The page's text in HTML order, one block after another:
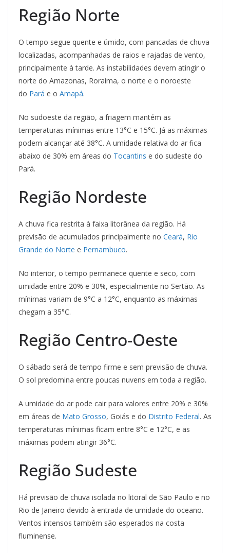
Região Norte
O tempo segue quente e úmido, com pancadas de chuva
localizadas, acompanhadas de raios e rajadas de vento,
principalmente à tarde. As instabilidades devem atingir o
norte do Amazonas, Roraima, o norte e o noroeste
do Pará e o Amapá.
No sudoeste da região, a friagem mantém as
temperaturas mínimas entre 13°C e 15°C. Já as máximas
podem alcançar até 38°C. A umidade relativa do ar fica
abaixo de 30% em áreas do Tocantins e do sudeste do
Pará.
Região Nordeste
A chuva fica restrita à faixa litorânea da região. Há
previsão de acumulados principalmente no Ceará, Rio
Grande do Norte e Pernambuco.
No interior, o tempo permanece quente e seco, com
umidade entre 20% e 30%, especialmente no Sertão. As
mínimas variam de 9°C a 12°C, enquanto as máximas
chegam a 35°C.
Região Centro-Oeste
O sábado será de tempo firme e sem previsão de chuva.
O sol predomina entre poucas nuvens em toda a região.
A umidade do ar pode cair para valores entre 20% e 30%
em áreas de Mato Grosso, Goiás e do Distrito Federal. As
temperaturas mínimas ficam entre 8°C e 12°C, e as
máximas podem atingir 36°C.
Região Sudeste
Há previsão de chuva isolada no litoral de São Paulo e no
Rio de Janeiro devido à entrada de umidade do oceano.
Ventos intensos também são esperados na costa
fluminense.